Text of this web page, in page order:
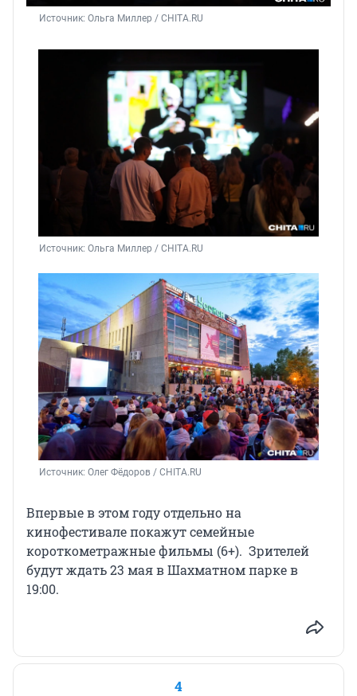
Источник: Ольга Миллер / CHITA.RU
Источник: Ольга Миллер / CHITA.RU
Источник: Олег Фёдоров / CHITA.RU
Впервые в этом году отдельно на
кинофестивале покажут семейные
короткометражныефильмы (6+). Зрителей
будут ждать 23 мая в Шахматном парке в
19:00.
4